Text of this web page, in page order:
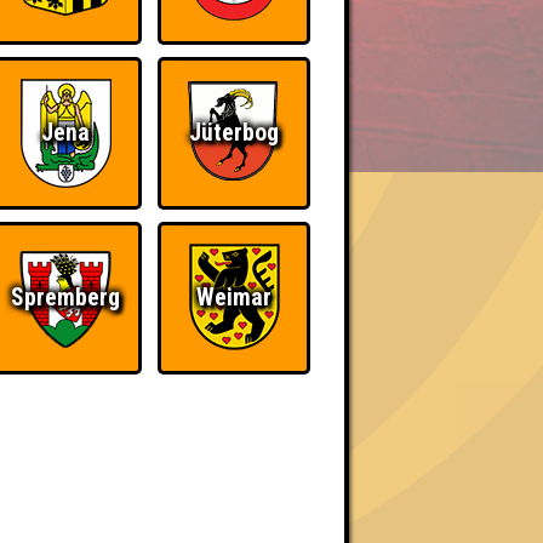
UNS
verdient! Entsprechend gibt es
Jena Jüterbog
Spremberg Weimar